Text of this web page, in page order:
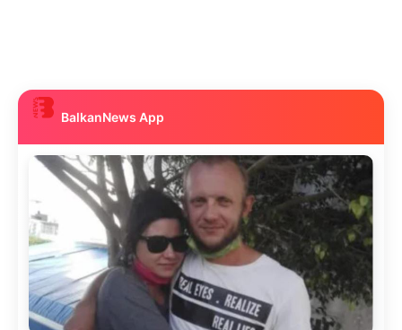
BalkanNews App